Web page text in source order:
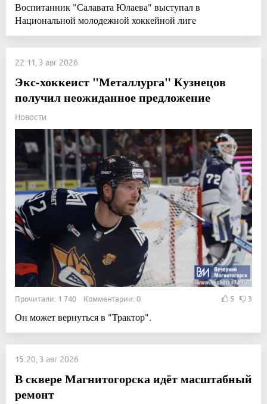
Воспитанник "Салавата Юлаева" выступал в
Национальной молодежной хоккейной лиге
22:11, 3 авг 2026
Экс-хоккеист "Металлурга" Кузнецов
получил неожиданное предложение
Новости
Прочитали: 1 740 Комментарии: 0 5 3
Он может вернуться в "Трактор".
15:20, 3 авг 2026
В сквере Магнитогорска идёт масштабный
ремонт